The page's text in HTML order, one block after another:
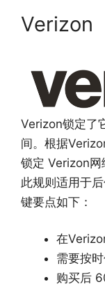
Verizon
Verizon锁定了
间。根据
锁定 Verizon网
此规则适用于
键要点如下：
在
需要按
购买后